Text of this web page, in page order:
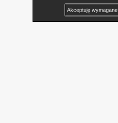
Akceptuję wymagane